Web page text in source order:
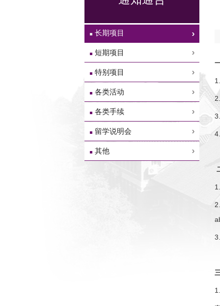
长期项目
短期项目
特别项目
各类活动
各类手续
留学说明会
其他
1.
2.
3.
4.
1.
2.
3.
1.